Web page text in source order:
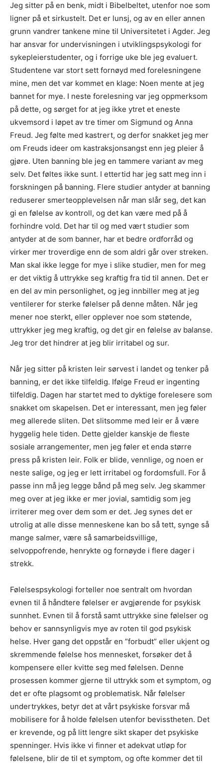
Jeg sitter på en benk, midt i Bibelbeltet, utenfor noe som
ligner på et sirkustelt. Det er lunsj, og av en eller annen
grunn vandrer tankene mine til Universitetet i Agder. Jeg
har ansvar for undervisningen i utviklingspsykologi for
sykepleierstudenter, og i forrige uke ble jeg evaluert.
Studentene var stort sett fornøyd med forelesningene
mine, men det var kommet en klage: Noen mente at jeg
bannet for mye. I neste forelesning var jeg oppmerksom
på dette, og sørget for at jeg ikke ytret et eneste
ukvemsord i løpet av tre timer om Sigmund og Anna
Freud. Jeg følte med kastrert, og derfor snakket jeg mer
om Freuds ideer om kastraksjonsangst enn jeg pleier å
gjøre. Uten banning ble jeg en tammere variant av meg
selv. Det føltes ikke sunt. I ettertid har jeg satt meg inn i
forskningen på banning. Flere studier antyder at banning
reduserer smerteopplevelsen når man slår seg, det kan
gi en følelse av kontroll, og det kan være med på å
forhindre vold. Det har til og med vært studier som
antyder at de som banner, har et bedre ordforråd og
virker mer troverdige enn de som aldri går over streken.
Man skal ikke legge for mye i slike studier, men for meg
er det viktig å uttrykke seg kraftig fra tid til annen. Det er
en del av min personlighet, og jeg innbiller meg at jeg
ventilerer for sterke følelser på denne måten. Når jeg
mener noe sterkt, eller opplever noe som støtende,
uttrykker jeg meg kraftig, og det gir en følelse av balanse.
Jeg tror det hindrer at jeg blir irritabel og sur.
Når jeg sitter på kristen leir sørvest i landet og tenker på
banning, er det ikke tilfeldig. Ifølge Freud er ingenting
tilfeldig. Dagen har startet med to dyktige forelesere som
snakket om skapelsen. Det er interessant, men jeg føler
meg allerede sliten. Det slitsomme med leir er å være
hyggelig hele tiden. Dette gjelder kanskje de fleste
sosiale arrangementer, men jeg føler et enda større
press på kristen leir. Folk er blide, vennlige, og noen er
neste salige, og jeg er lett irritabel og fordomsfull. For å
passe inn må jeg legge bånd på meg selv. Jeg skammer
meg over at jeg ikke er mer jovial, samtidig som jeg
irriterer meg over dem som er det. Jeg synes det er
utrolig at alle disse menneskene kan bo så tett, synge så
mange salmer, være så samarbeidsvillige,
selvoppofrende, henrykte og fornøyde i flere dager i
strekk.
Følelsespsykologi forteller noe sentralt om hvordan
evnen til å håndtere følelser er avgjørende for psykisk
sunnhet. Evnen til å forstå samt uttrykke sine følelser og
behov er sannsynligvis mye av roten til god psykisk
helse. Hver gang det oppstår en ”forbudt” eller ukjent og
skremmende følelse hos mennesket, forsøker det å
kompensere eller kvitte seg med følelsen. Denne
prosessen kommer gjerne til uttrykk som et symptom, og
det er ofte plagsomt og problematisk. Når følelser
undertrykkes, betyr det at vårt psykiske forsvar må
mobilisere for å holde følelsen utenfor bevisstheten. Det
er krevende, og på litt lengre sikt skaper det psykiske
spenninger. Hvis ikke vi finner et adekvat utløp for
følelsene, blir de til et symptom, og ofte kommer det til